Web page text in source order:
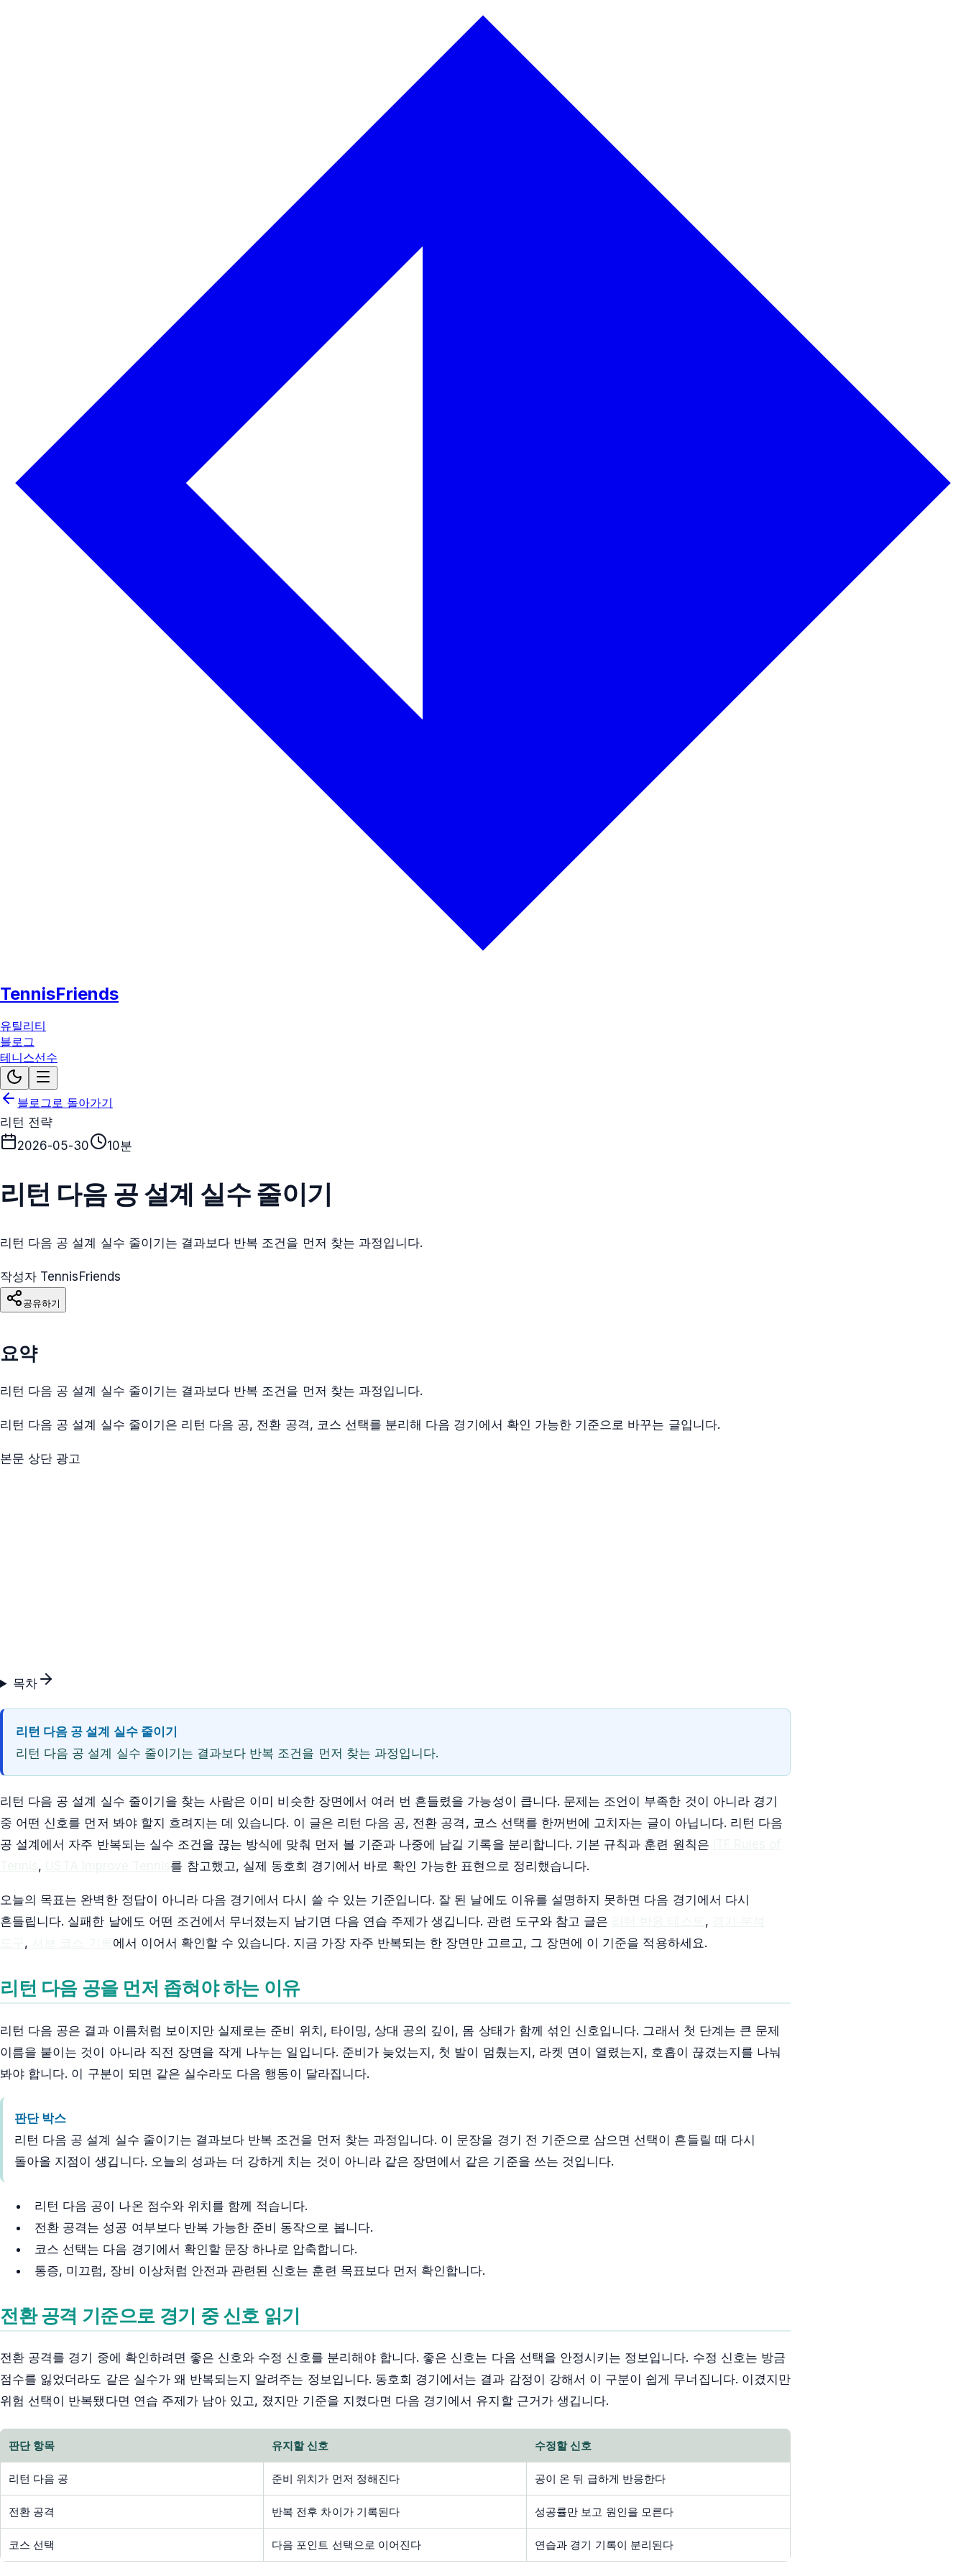
TennisFriends
유틸리티
블로그
테니스선수
블로그로 돌아가기
리턴 전략
2026-05-30
10분
리턴 다음 공 설계 실수 줄이기
리턴 다음 공 설계 실수 줄이기는 결과보다 반복 조건을 먼저 찾는 과정입니다.
작성자 TennisFriends
공유하기
요약
리턴 다음 공 설계 실수 줄이기는 결과보다 반복 조건을 먼저 찾는 과정입니다.
리턴 다음 공 설계 실수 줄이기은 리턴 다음 공, 전환 공격, 코스 선택를 분리해 다음 경기에서 확인 가능한 기준으로 바꾸는 글입니다.
본문 상단 광고
목차
리턴 다음 공 설계 실수 줄이기
리턴 다음 공 설계 실수 줄이기는 결과보다 반복 조건을 먼저 찾는 과정입니다.
리턴 다음 공 설계 실수 줄이기을 찾는 사람은 이미 비슷한 장면에서 여러 번 흔들렸을 가능성이 큽니다. 문제는 조언이 부족한 것이 아니라 경기
중 어떤 신호를 먼저 봐야 할지 흐려지는 데 있습니다. 이 글은 리턴 다음 공, 전환 공격, 코스 선택를 한꺼번에 고치자는 글이 아닙니다. 리턴 다음
공 설계에서 자주 반복되는 실수 조건을 끊는 방식에 맞춰 먼저 볼 기준과 나중에 남길 기록을 분리합니다. 기본 규칙과 훈련 원칙은
, 를 참고했고, 실제 동호회 경기에서 바로 확인 가능한 표현으로 정리했습니다.
오늘의 목표는 완벽한 정답이 아니라 다음 경기에서 다시 쓸 수 있는 기준입니다. 잘 된 날에도 이유를 설명하지 못하면 다음 경기에서 다시
흔들립니다. 실패한 날에도 어떤 조건에서 무너졌는지 남기면 다음 연습 주제가 생깁니다. 관련 도구와 참고 글은
,
, 에서 이어서 확인할 수 있습니다. 지금 가장 자주 반복되는 한 장면만 고르고, 그 장면에 이 기준을 적용하세요.
리턴 다음 공을 먼저 좁혀야 하는 이유
리턴 다음 공은 결과 이름처럼 보이지만 실제로는 준비 위치, 타이밍, 상대 공의 깊이, 몸 상태가 함께 섞인 신호입니다. 그래서 첫 단계는 큰 문제
이름을 붙이는 것이 아니라 직전 장면을 작게 나누는 일입니다. 준비가 늦었는지, 첫 발이 멈췄는지, 라켓 면이 열렸는지, 호흡이 끊겼는지를 나눠
봐야 합니다. 이 구분이 되면 같은 실수라도 다음 행동이 달라집니다.
판단 박스
리턴 다음 공 설계 실수 줄이기는 결과보다 반복 조건을 먼저 찾는 과정입니다. 이 문장을 경기 전 기준으로 삼으면 선택이 흔들릴 때 다시
돌아올 지점이 생깁니다. 오늘의 성과는 더 강하게 치는 것이 아니라 같은 장면에서 같은 기준을 쓰는 것입니다.
리턴 다음 공이 나온 점수와 위치를 함께 적습니다.
전환 공격는 성공 여부보다 반복 가능한 준비 동작으로 봅니다.
코스 선택는 다음 경기에서 확인할 문장 하나로 압축합니다.
통증, 미끄럼, 장비 이상처럼 안전과 관련된 신호는 훈련 목표보다 먼저 확인합니다.
전환 공격 기준으로 경기 중 신호 읽기
전환 공격를 경기 중에 확인하려면 좋은 신호와 수정 신호를 분리해야 합니다. 좋은 신호는 다음 선택을 안정시키는 정보입니다. 수정 신호는 방금
점수를 잃었더라도 같은 실수가 왜 반복되는지 알려주는 정보입니다. 동호회 경기에서는 결과 감정이 강해서 이 구분이 쉽게 무너집니다. 이겼지만
위험 선택이 반복됐다면 연습 주제가 남아 있고, 졌지만 기준을 지켰다면 다음 경기에서 유지할 근거가 생깁니다.
판단 항목 유지할 신호 수정할 신호
리턴 다음 공 준비 위치가 먼저 정해진다 공이 온 뒤 급하게 반응한다
전환 공격 반복 전후 차이가 기록된다 성공률만 보고 원인을 모른다
코스 선택 다음 포인트 선택으로 이어진다 연습과 경기 기록이 분리된다